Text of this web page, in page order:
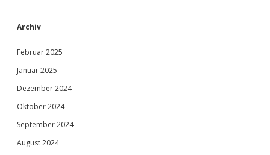
Archiv
Februar 2025
Januar 2025
Dezember 2024
Oktober 2024
September 2024
August 2024